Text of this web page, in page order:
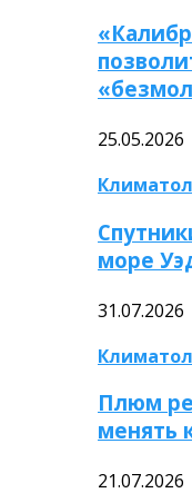
25.05.2026
море
31.07.2026
Плюм
менять
21.07.2026